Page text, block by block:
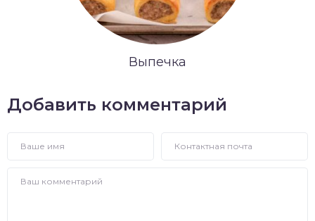
Выпечка
Добавить комментарий